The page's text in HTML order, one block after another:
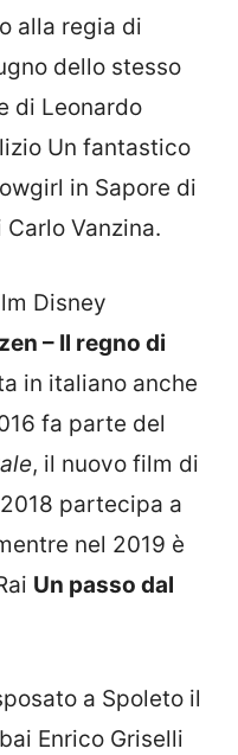
alla regia di
dello stesso
di Leonardo
Un fantastico
in Sapore di
Vanzina.
Disney
– Il regno di
in italiano anche
fa parte del
, il nuovo film di
partecipa a
nel 2019 è
Un passo dal
a Spoleto il
Enrico Griselli